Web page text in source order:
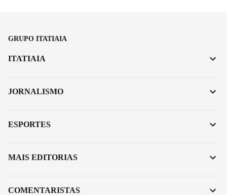
GRUPO ITATIAIA
ITATIAIA
JORNALISMO
ESPORTES
MAIS EDITORIAS
COMENTARISTAS